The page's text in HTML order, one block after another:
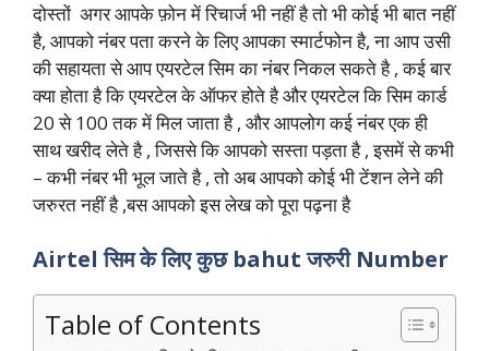
दोस्तों अगर आपके फ़ोन में रिचार्ज भी नहीं है तो भी कोई भी बात नहीं
है, आपको नंबर पता करने के लिए आपका स्मार्टफोन है, ना आप उसी
की सहायता से आप एयरटेल सिम का नंबर निकल सकते है , कई बार
क्या होता है कि एयरटेल के ऑफर होते है और एयरटेल कि सिम कार्ड
20 से 100 तक में मिल जाता है , और आपलोग कई नंबर एक ही
साथ खरीद लेते है , जिससे कि आपको सस्ता पड़ता है , इसमें से कभी
– कभी नंबर भी भूल जाते है , तो अब आपको कोई भी टेंशन लेने की
जरुरत नहीं है ,बस आपको इस लेख को पूरा पढ़ना है
Airtel सिम के लिए कुछ bahut जरुरी Number
Table of Contents